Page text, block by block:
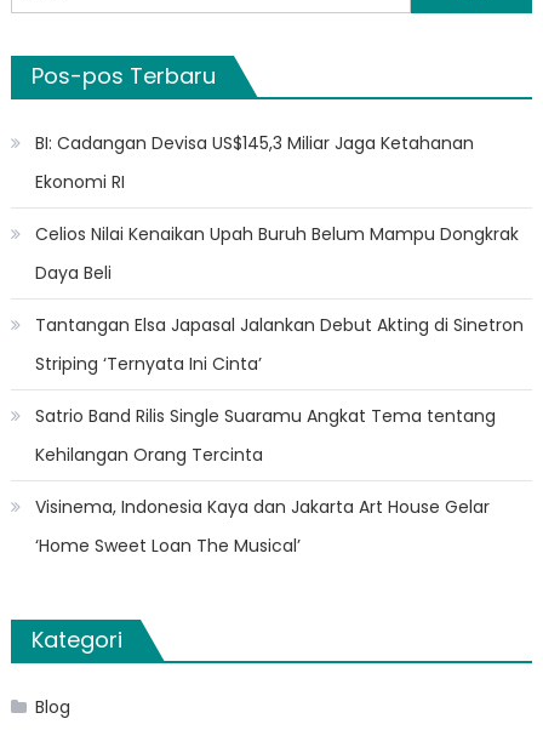
untuk:
Pos-pos Terbaru
BI: Cadangan Devisa US$145,3 Miliar Jaga Ketahanan
Ekonomi RI
Celios Nilai Kenaikan Upah Buruh Belum Mampu Dongkrak
Daya Beli
Tantangan Elsa Japasal Jalankan Debut Akting di Sinetron
Striping ‘Ternyata Ini Cinta’
Satrio Band Rilis Single Suaramu Angkat Tema tentang
Kehilangan Orang Tercinta
Visinema, Indonesia Kaya dan Jakarta Art House Gelar
‘Home Sweet Loan The Musical’
Kategori
Blog